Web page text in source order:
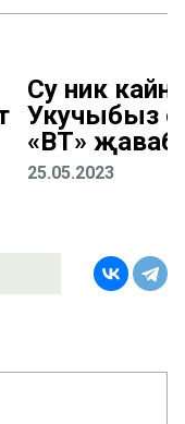
Су ник
Укучыбыз
«ВТ»
25.05.2023